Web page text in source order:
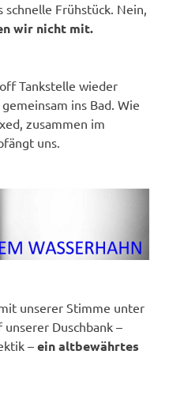
schnelle Frühstück. Nein,
wir nicht mit.
Tankstelle wieder
ins Bad. Wie
zusammen im
uns.
unserer Stimme unter
Duschbank –
– ein altbewährtes